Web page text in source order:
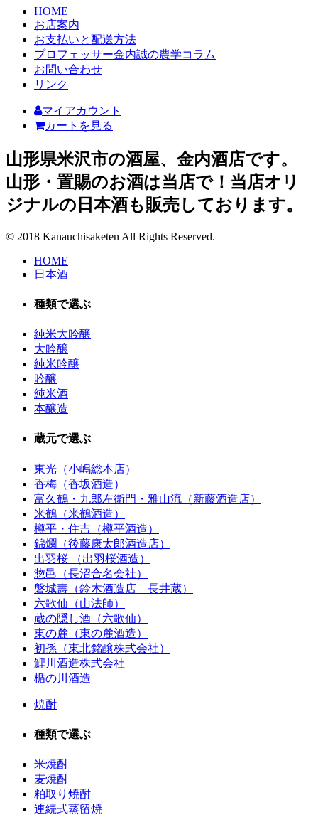
HOME
お店案内
お支払いと配送方法
プロフェッサー金内誠の農学コラム
お問い合わせ
リンク
マイアカウント
カートを見る
山形県米沢市の酒屋、金内酒店です。
山形・置賜のお酒は当店で！当店オリ
ジナルの日本酒も販売しております。
© 2018 Kanauchisaketen All Rights Reserved.
HOME
日本酒
種類で選ぶ
純米大吟醸
大吟醸
純米吟醸
吟醸
純米酒
本醸造
蔵元で選ぶ
東光（小嶋総本店）
香梅（香坂酒造）
富久鶴・九郎左衛門・雅山流（新藤酒造店）
米鶴（米鶴酒造）
樽平・住吉（樽平酒造）
錦爛（後藤康太郎酒造店）
出羽桜 （出羽桜酒造）
惣邑（長沼合名会社）
磐城壽（鈴木酒造店 長井蔵）
六歌仙（山法師）
蔵の隠し酒（六歌仙）
東の麓（東の麓酒造）
初孫（東北銘醸株式会社）
鯉川酒造株式会社
楯の川酒造
焼酎
種類で選ぶ
米焼酎
麦焼酎
粕取り焼酎
連続式蒸留焼